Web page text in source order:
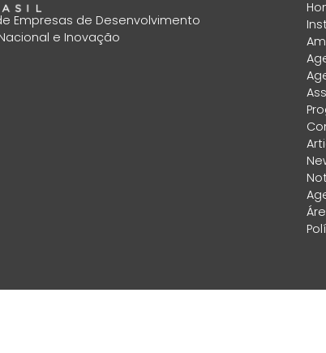
Empresas de Desenvolvimento
e Inovação